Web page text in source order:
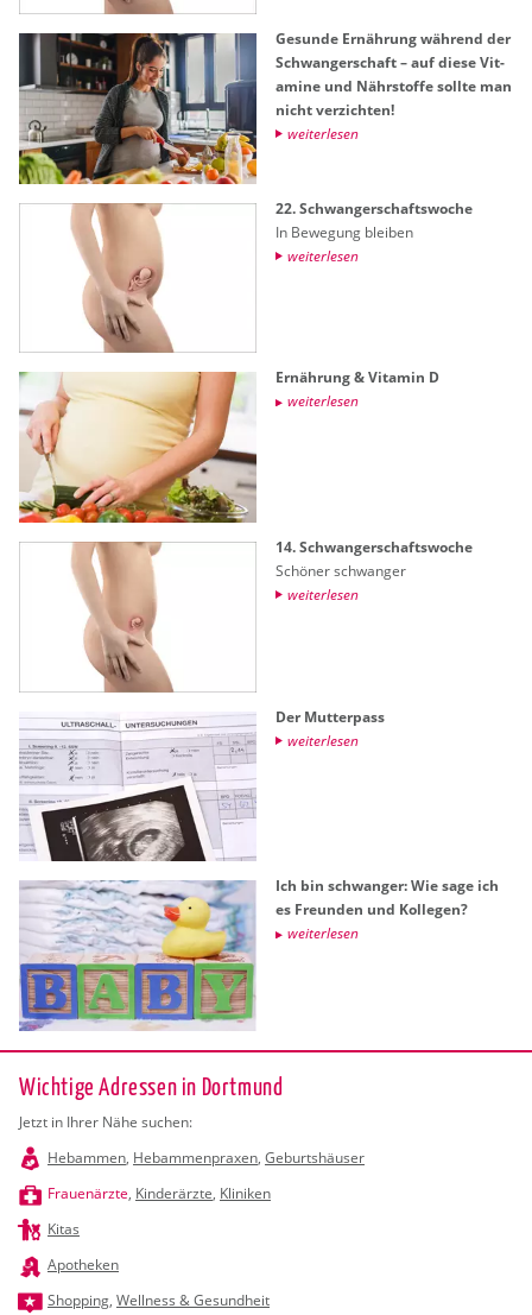
Ge­sun­de Er­näh­rung wäh­rend der
Schwan­ger­schaft – auf diese Vit­
ami­ne und Nähr­stof­fe soll­te man
nicht ver­zich­ten!
wei­ter­le­sen
22. Schwan­ger­schafts­wo­che
In Be­we­gung blei­ben
wei­ter­le­sen
Er­näh­rung & Vit­amin D
wei­ter­le­sen
14. Schwan­ger­schafts­wo­che
Schö­ner schwan­ger
wei­ter­le­sen
Der Mut­ter­pass
wei­ter­le­sen
Ich bin schwan­ger: Wie sage ich
es Freun­den und Kol­le­gen?
wei­ter­le­sen
Wichtige Adressen in Dortmund
Jetzt in Ihrer Nähe suchen:
Hebammen, Hebammenpraxen, Geburtshäuser
Frauenärzte, Kinderärzte, Kliniken
Kitas
Apotheken
Shopping, Wellness & Gesundheit